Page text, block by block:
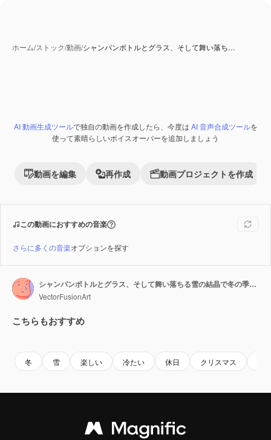
ホーム/ストック/動画/シャンパンボトルとグラス、そして舞い落ち…
Premium
AI 動画生成ツールで独自の動画を作成したら、今度は AI 音声合成ツールを
使って素晴らしいボイスオーバーを追加しましょう
動画を編集 再作成 動画プロジェクトを作成
この動画におすすめの音楽
さらに多くの音楽オプションを探す
シャンパンボトルとグラス、そして舞い落ちる雪の結晶で冬の季節を祝う
VectorFusionArt
こちらもおすすめ
冬 雪 楽しい 冷たい 休日 クリスマス